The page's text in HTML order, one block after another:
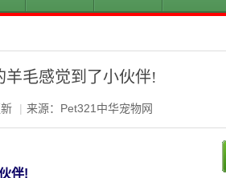
羊毛感觉到了小伙伴!
| 来源：Pet321中华宠物网
伴!